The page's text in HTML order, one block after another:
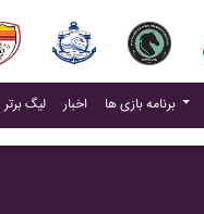
لیگ برتر اخبار(current) برنامه بازی ها